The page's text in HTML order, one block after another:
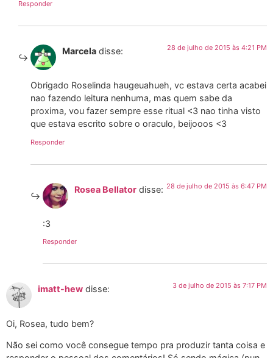
Responder
Marcela disse: 28 de julho de 2015 às 4:21 PM
Obrigado Roselinda haugeuahueh, vc estava certa acabei
nao fazendo leitura nenhuma, mas quem sabe da
proxima, vou fazer sempre esse ritual <3 nao tinha visto
que estava escrito sobre o oraculo, beijooos <3
Responder
Rosea Bellator disse: 28 de julho de 2015 às 6:47 PM
:3
Responder
imatt-hew disse: 3 de julho de 2015 às 7:17 PM
Oi, Rosea, tudo bem?
Não sei como você consegue tempo pra produzir tanta coisa e